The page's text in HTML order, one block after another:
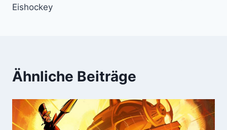
Eishockey
Ähnliche Beiträge